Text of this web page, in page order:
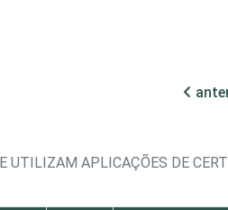
UTILIZAM APLICAÇÕES DE